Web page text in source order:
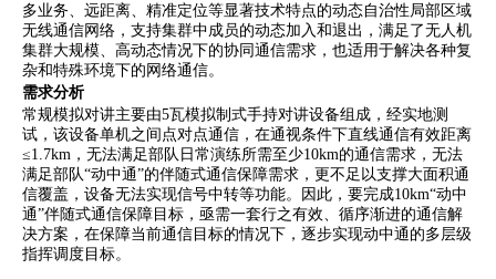
多业务、远距离、精准定位等显著技术特点的动态自治性局部区域
无线通信网络，支持集群中成员的动态加入和退出，满足了无人机
集群大规模、高动态情况下的协同通信需求，也适用于解决各种复
杂和特殊环境下的网络通信。
需求分析
常规模拟对讲主要由5瓦模拟制式手持对讲设备组成，经实地测
试，该设备单机之间点对点通信，在通视条件下直线通信有效距离
≤1.7km，无法满足部队日常演练所需至少10km的通信需求，无法
满足部队“动中通”的伴随式通信保障需求，更不足以支撑大面积通
信覆盖，设备无法实现信号中转等功能。因此，要完成10km“动中
通”伴随式通信保障目标，亟需一套行之有效、循序渐进的通信解
决方案，在保障当前通信目标的情况下，逐步实现动中通的多层级
指挥调度目标。